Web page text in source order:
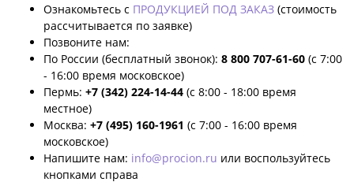
Ознакомьтесь с ПРОДУКЦИЕЙ ПОД ЗАКАЗ (стоимость
рассчитывается по заявке)
Позвоните нам:
По России (бесплатный звонок): 8 800 707-61-60 (с 7:00
- 16:00 время московское)
Пермь: +7 (342) 224-14-44 (с 8:00 - 18:00 время
местное)
Москва: +7 (495) 160-1961 (с 7:00 - 16:00 время
московское)
Напишите нам: info@procion.ru или воспользуйтесь
кнопками справа